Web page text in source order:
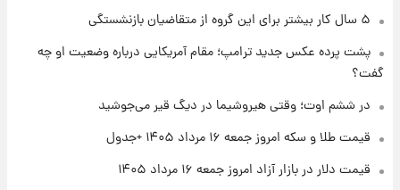
۱ روز پیش
شد+فیلم
۱ روز پیش
امروز پنجشنبه ۱۵ مرداد ۱۴۰۵ +جدول
۵ سال کار بیشتر برای این گروه از متقاضیان بازنشستگی
پشت پرده عکس جدید ترامپ؛ مقام آمریکایی درباره وضعیت او چه
گفت؟
در ششم اوت؛ وقتی هیروشیما در دیگ قیر می‌جوشید
قیمت طلا و سکه امروز جمعه ۱۶ مرداد ۱۴۰۵ +جدول
قیمت دلار در بازار آزاد امروز جمعه ۱۶ مرداد ۱۴۰۵